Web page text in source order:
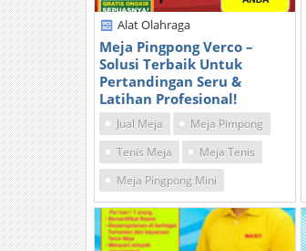
Alat Olahraga
Meja Pingpong Verco –
Solusi Terbaik Untuk
Pertandingan Seru &
Latihan Profesional!
Jual Meja
Meja Pimpong
Tenis Meja
Meja Tenis
Meja Pingpong Mini